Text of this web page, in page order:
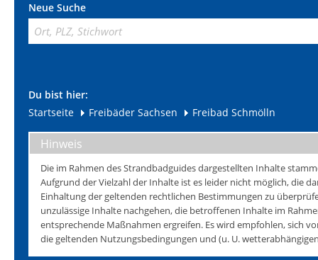
Neue Suche
Du bist hier:
Startseite
Freibäder Sachsen Freibad Schmölln
Hinweis
Die im Rahmen des Strandbadguides dargestellten Inhalte
Aufgrund der Vielzahl der Inhalte ist es leider nicht möglich, die
Einhaltung der geltenden rechtlichen Bestimmungen zu
unzulässige Inhalte nachgehen, die betroffenen Inhalte im
entsprechende Maßnahmen ergreifen. Es wird empfohlen, sich
die geltenden Nutzungsbedingungen und (u. U.